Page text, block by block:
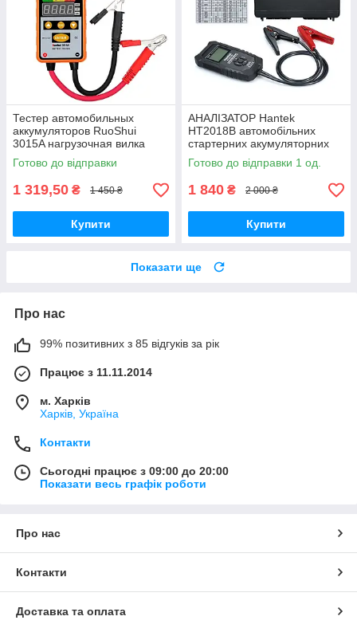
Тестер автомобильных
аккумуляторов RuoShui
3015A нагрузочная вилка
Готово до відправки
1 319,50 ₴ 1 450 ₴
Купити
АНАЛІЗАТОР Hantek
HT2018B автомобільних
стартерних акумуляторних
батарей, тесторі АКБ
Готово до відправки 1 од.
1 840 ₴ 2 000 ₴
Купити
Показати ще
Про нас
99% позитивних з 85 відгуків за рік
Працює з 11.11.2014
м. Харків
Харків, Україна
Контакти
Сьогодні працює з 09:00 до 20:00
Показати весь графік роботи
Про нас
Контакти
Доставка та оплата